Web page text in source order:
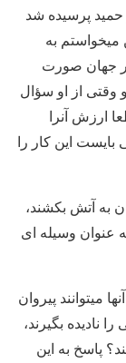
پرسیده شد
به
جهان صورت
وقتی از او سؤال
ارزش آنرا
این کار را
به آتش بکشند،
عنوان وسیله ای
پیروان
نادیده بگیرند،
پاسخ به این